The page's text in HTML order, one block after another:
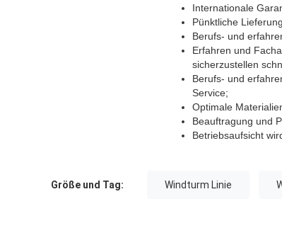
Internationale
Pünktliche
Berufs- und
Erfahren und
sicherzustellen
Berufs- und
Service;
Optimale
Beauftragung und
Betriebsaufsicht
Größe und Tag: Windturm Linie